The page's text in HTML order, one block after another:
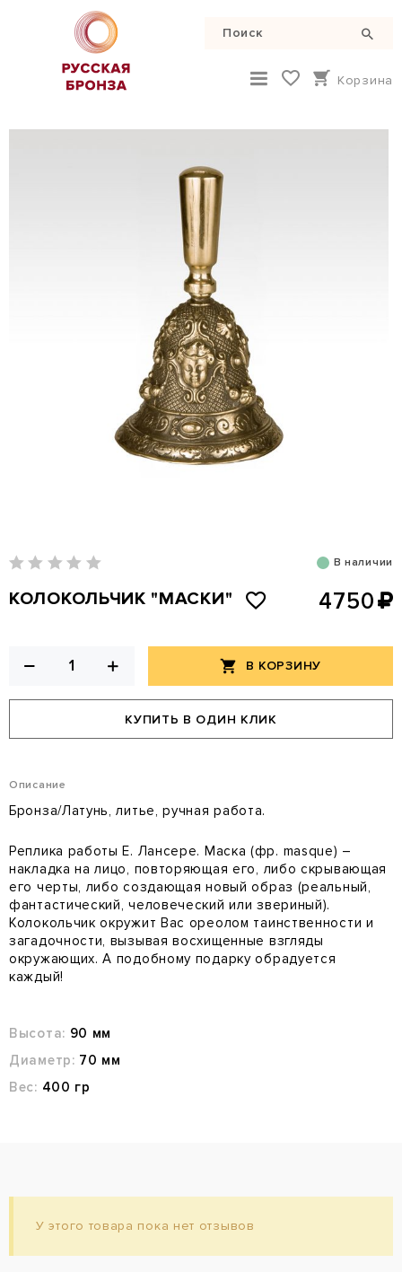
Корзина
В наличии
КОЛОКОЛЬЧИК "МАСКИ" 4750
В КОРЗИНУ
КУПИТЬ В ОДИН КЛИК
Описание
Бронза/Латунь, литье, ручная работа.
Реплика работы Е. Лансере. Маска (фр. masque) –
накладка на лицо, повторяющая его, либо скрывающая
его черты, либо создающая новый образ (реальный,
фантастический, человеческий или звериный).
Колокольчик окружит Вас ореолом таинственности и
загадочности, вызывая восхищенные взгляды
окружающих. А подобному подарку обрадуется
каждый!
Высота: 90 мм
Диаметр: 70 мм
Вес: 400 гр
У этого товара пока нет отзывов